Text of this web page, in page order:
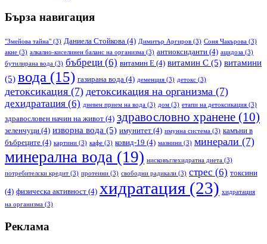
Бърза навигация
"Змейова тайна" (3) Даниела Стойкова (4) Димитър Аргиров (3) Соня Чакърова (3)
акне (3) алкално-киселинен баланс на организма (3) антиоксиданти (4) ацидоза (3)
бутилирана вода (3) бъбреци (6) витамин Е (4) витамин С (5) витамини
(5) вода (15) газирана вода (4) деменция (3) детокс (3)
детоксикация (7) детоксикация на организма (7)
дехидратация (6) дневен прием на вода (3) дом (3) етапи на детоксикация (3)
здравословен начин на живот (4) здравословно хранене (10)
зеленчуци (4) изворна вода (5) имунитет (4) имунна система (3) камъни в
бъбреците (4) картини (3) кафе (3) ковид-19 (4) мазнини (3) минерали (7)
минерална вода (19) нисковъглехидратна диета (3)
потребителски кредит (3) протеини (3) свободни радикали (3) стрес (6) токсини
(4) физическа активност (4) хидратация (23) хидратация
на организма (3)
Реклама